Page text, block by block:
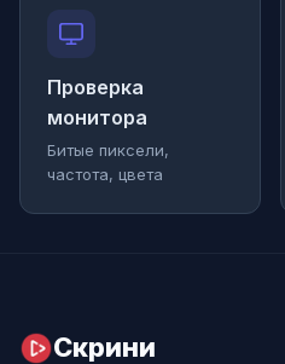
Проверка
монитора
Битые пиксели,
частота, цвета
Скрини